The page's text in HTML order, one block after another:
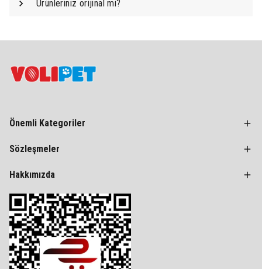
Ürünleriniz orijinal mi?
Önemli Kategoriler
Sözleşmeler
Hakkımızda